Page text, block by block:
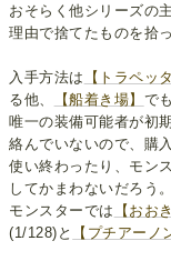
おそらく他シリーズの
理由で捨てたものを拾
入手方法は 【トラペッタ
る他、
【船着き場】 で
唯一の装備可能者が初
絡んでいないので、購
使い終わったり、モン
してかまわないだろう。
モンスターでは
【おお
(1/128)と
【プチアーノ